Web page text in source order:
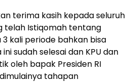
terima kasih kepada seluruh
telah Istiqomah tentang
kali periode bahkan bisa
sudah selesai dan KPU dan
oleh bapak Presiden RI
tahapan